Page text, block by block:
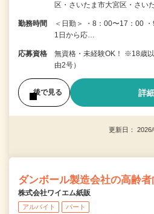
区・さいたま市大宮区・さい
勤務時間
＜日勤＞ ・8：00〜17：00
1日から応…
応募資格
無資格・未経験OK！ ※18歳
由2号）
後で見る 詳
更新日：
ダンボール製造会社の高齢
株式会社ワイエム紙販
アルバイト パート